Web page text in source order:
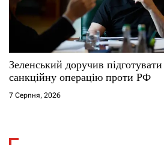
Зеленський доручив
санкційну операцію проти РФ
7 Серпня, 2026